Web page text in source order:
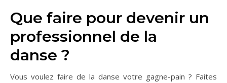
Que faire pour devenir un
professionnel de la
danse ?
Vous voulez faire de la danse votre gagne-pain ? Faites